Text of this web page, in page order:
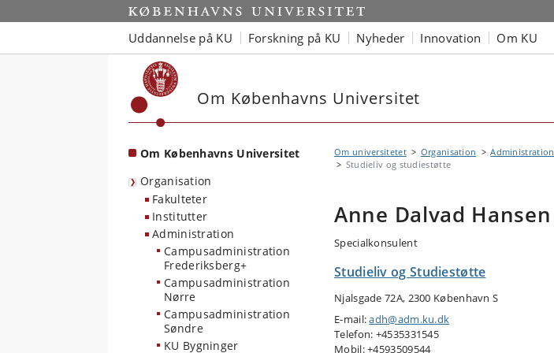
Start
Uddannelse på KU Forskning på KU Nyheder Innovation Om KU
Om Københavns Universitet
Om Københavns Universitet
Organisation
Fakulteter
Institutter
Administration
Campusadministration
Frederiksberg+
Campusadministration
Nørre
Campusadministration
Søndre
KU Bygninger
Om universitetet Organisation Administration
Studieliv og studiestøtte
Anne Dalvad Hansen
Specialkonsulent
Studieliv og Studiestøtte
Njalsgade 72A, 2300 København S
E-mail:adh@adm.ku.dk
Telefon: +4535331545
Mobil: +4593509544